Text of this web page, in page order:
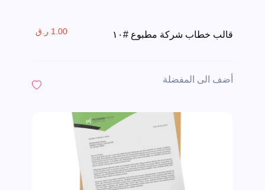
قالب خطاب شركة مطبوع #١٠ 1.00 ر.ق
أضف الى المفضلة